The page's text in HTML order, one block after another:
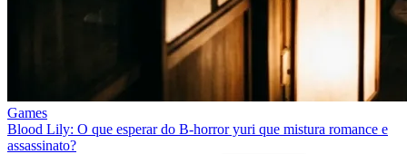
Games
Blood Lily: O que esperar do B‑horror yuri que mistura romance e
assassinato?